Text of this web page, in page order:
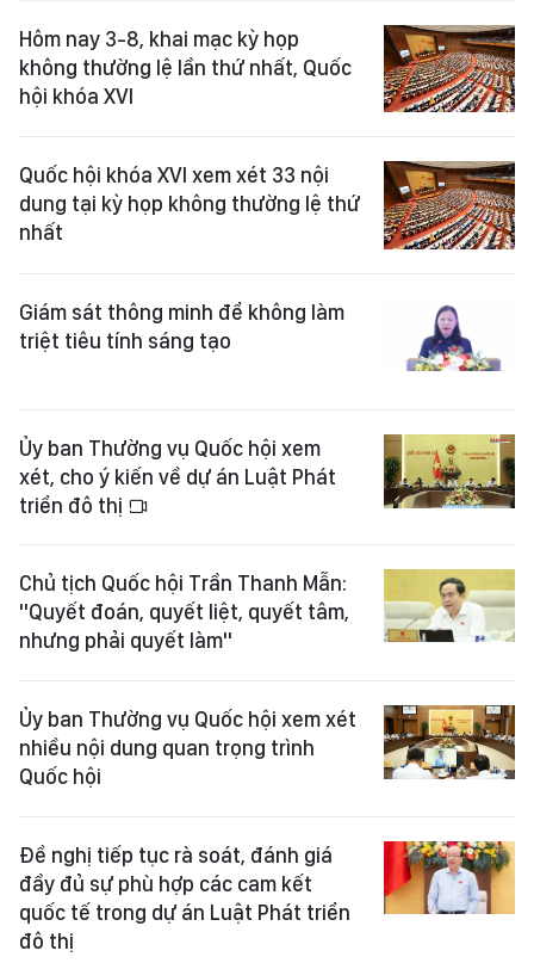
Hôm nay 3-8, khai mạc kỳ họp
không thường lệ lần thứ nhất, Quốc
hội khóa XVI
Quốc hội khóa XVI xem xét 33 nội
dung tại kỳ họp không thường lệ thứ
nhất
Giám sát thông minh để không làm
triệt tiêu tính sáng tạo
Ủy ban Thường vụ Quốc hội xem
xét, cho ý kiến về dự án Luật Phát
triển đô thị
Chủ tịch Quốc hội Trần Thanh Mẫn:
"Quyết đoán, quyết liệt, quyết tâm,
nhưng phải quyết làm"
Ủy ban Thường vụ Quốc hội xem xét
nhiều nội dung quan trọng trình
Quốc hội
Đề nghị tiếp tục rà soát, đánh giá
đầy đủ sự phù hợp các cam kết
quốc tế trong dự án Luật Phát triển
đô thị